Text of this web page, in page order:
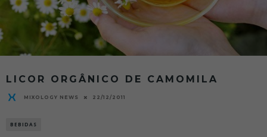
LICOR ORGÂNICO DE CAMOMILA
MIXOLOGY NEWS 22/12/2011
BEBIDAS